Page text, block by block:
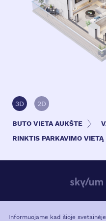
3D 2D
BUTO VIETA AUKŠTE
RINKTIS PARKAVIMO VIETĄ
Informuojame kad šioje